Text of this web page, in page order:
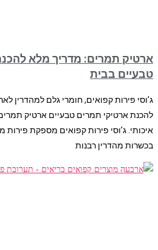
ארטיק תמרים: מדריך מלא
טבעיים בבית
ג’וסי פירות קפואים, חומרי גלם למהדרין
להכנת ארטיקי תמרים טבעיים ארטיק
בכשרות מהדרין רבנות